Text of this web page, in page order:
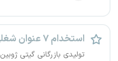
استخدام ۷ عنوان شغلی
تولیدی بازرگانی گیتی ژوبین